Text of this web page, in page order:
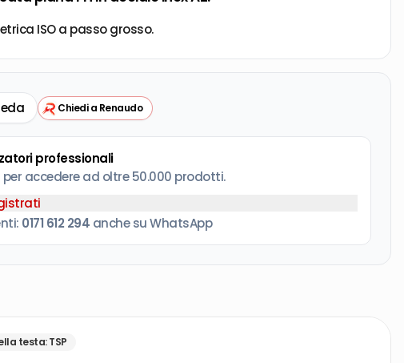
ISO a passo grosso.
Chiedi a Renaudo
professionali
accedere ad oltre 50.000 prodotti.
0171 612 294 anche su WhatsApp
testa:TSP